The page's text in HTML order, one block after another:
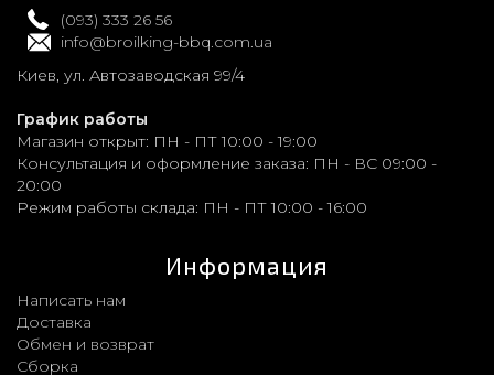
(093) 333 26 56
info@broilking-bbq.com.ua
Киев, ул. Автозаводская 99/4
График работы
Магазин открыт: ПН - ПТ 10:00 - 19:00
Консультация и оформление заказа: ПН - ВС 09:00 -
20:00
Режим работы склада: ПН - ПТ 10:00 - 16:00
Информация
Написать нам
Доставка
Обмен и возврат
Сборка